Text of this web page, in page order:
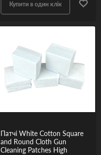
Купити в один клік
Патчі White Cotton Square
and Round Cloth Gun
Cleaning Patches High